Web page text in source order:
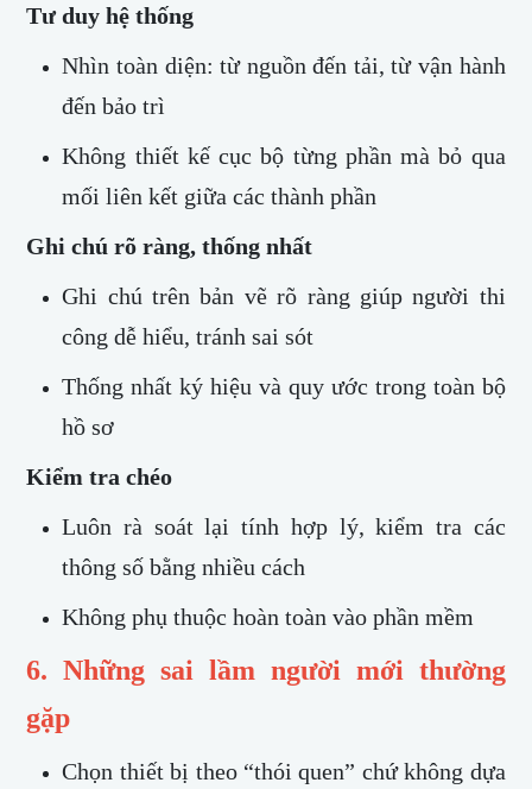
Tư duy hệ thống
Nhìn toàn diện: từ nguồn đến tải, từ vận hành
đến bảo trì
Không thiết kế cục bộ từng phần mà bỏ qua
mối liên kết giữa các thành phần
Ghi chú rõ ràng, thống nhất
Ghi chú trên bản vẽ rõ ràng giúp người thi
công dễ hiểu, tránh sai sót
Thống nhất ký hiệu và quy ước trong toàn bộ
hồ sơ
Kiểm tra chéo
Luôn rà soát lại tính hợp lý, kiểm tra các
thông số bằng nhiều cách
Không phụ thuộc hoàn toàn vào phần mềm
6. Những sai lầm người mới thường
gặp
Chọn thiết bị theo “thói quen” chứ không dựa